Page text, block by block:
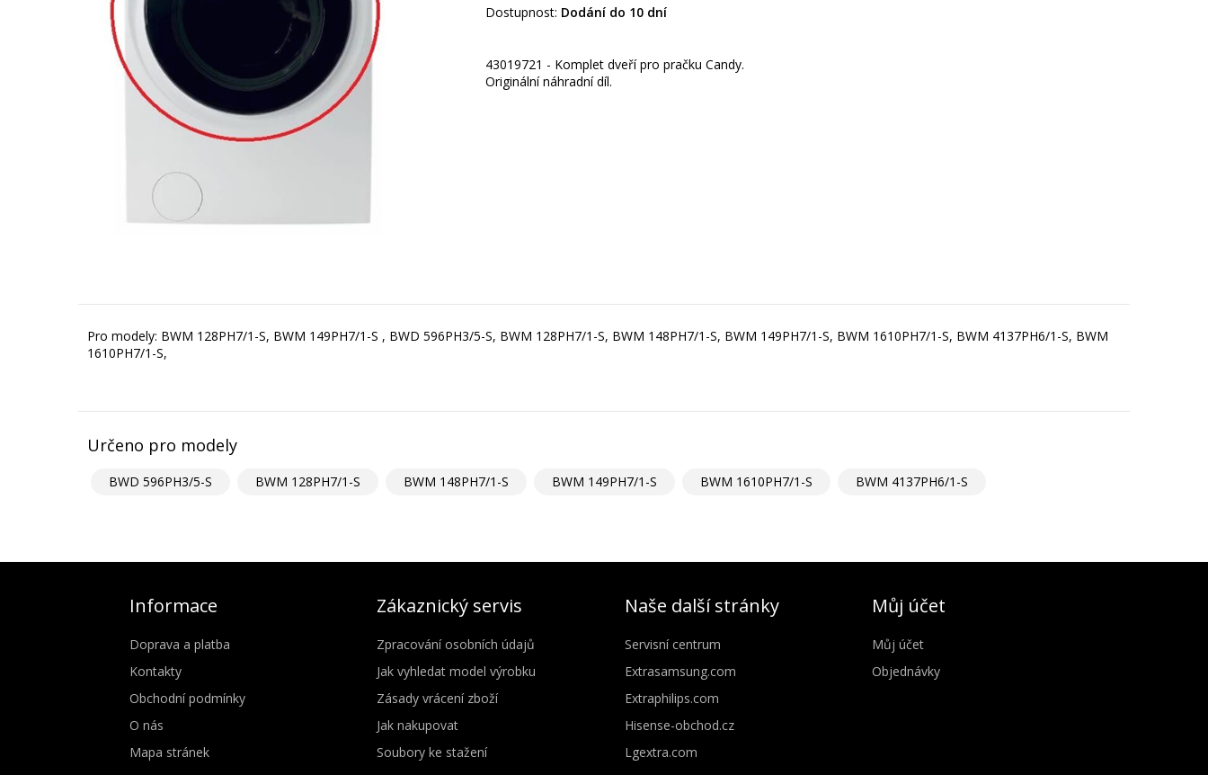
Dostupnost: Dodání do 10 dní
43019721 - Komplet dveří pro pračku Candy.
Originální náhradní díl.
Pro modely: BWM 128PH7/1-S, BWM 149PH7/1-S , BWD 596PH3/5-S, BWM 128PH7/1-S, BWM 148PH7/1-S, BWM 149PH7/1-S, BWM 1610PH7/1-S, BWM 4137PH6/1-S, BWM
1610PH7/1-S,
Určeno pro modely
BWD 596PH3/5-S BWM 128PH7/1-S BWM 148PH7/1-S BWM 149PH7/1-S BWM 1610PH7/1-S BWM 4137PH6/1-S
Informace
Doprava a platba
Kontakty
Obchodní podmínky
O nás
Mapa stránek
Zákaznický servis
Zpracování osobních údajů
Jak vyhledat model výrobku
Zásady vrácení zboží
Jak nakupovat
Soubory ke stažení
Naše další stránky
Servisní centrum
Extrasamsung.com
Extraphilips.com
Hisense-obchod.cz
Lgextra.com
Můj účet
Můj účet
Objednávky